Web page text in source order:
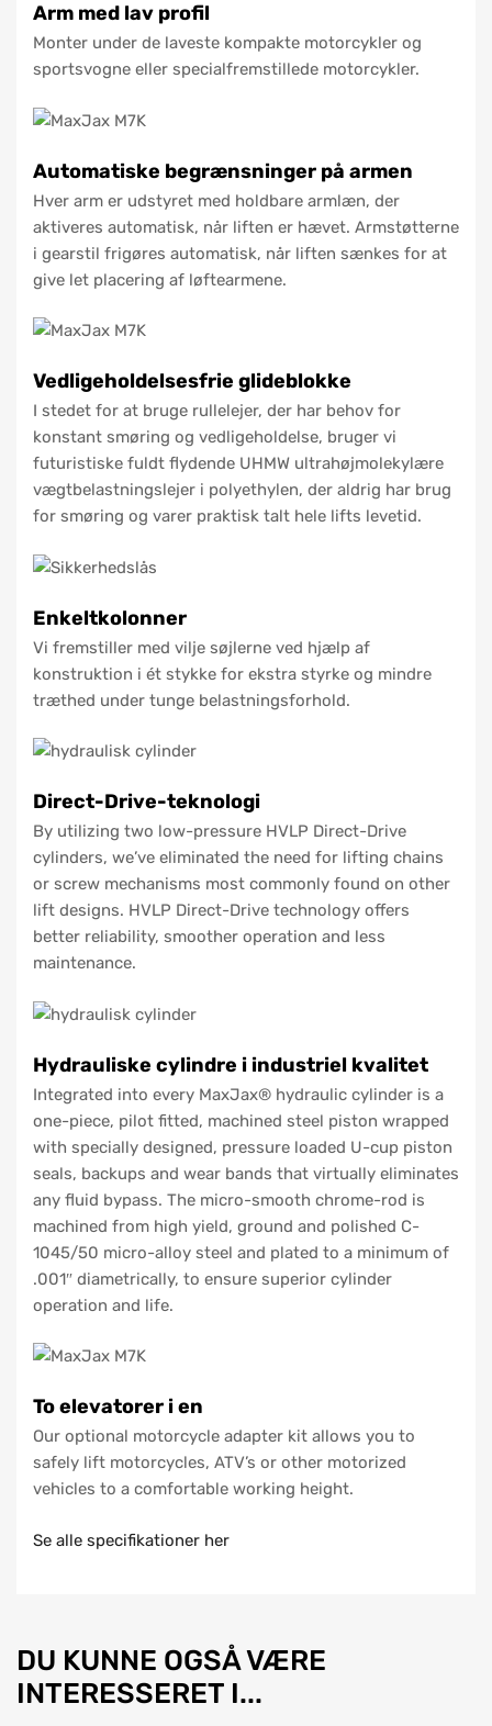
Arm med lav profil
Monter under de laveste kompakte motorcykler og
sportsvogne eller specialfremstillede motorcykler.
Automatiske begrænsninger på armen
Hver arm er udstyret med holdbare armlæn, der
aktiveres automatisk, når liften er hævet. Armstøtterne
i gearstil frigøres automatisk, når liften sænkes for at
give let placering af løftearmene.
Vedligeholdelsesfrie glideblokke
I stedet for at bruge rullelejer, der har behov for
konstant smøring og vedligeholdelse, bruger vi
futuristiske fuldt flydende UHMW ultrahøjmolekylære
vægtbelastningslejer i polyethylen, der aldrig har brug
for smøring og varer praktisk talt hele lifts levetid.
Enkeltkolonner
Vi fremstiller med vilje søjlerne ved hjælp af
konstruktion i ét stykke for ekstra styrke og mindre
træthed under tunge belastningsforhold.
Direct-Drive-teknologi
By utilizing two low-pressure HVLP Direct-Drive
cylinders, we’ve eliminated the need for lifting chains
or screw mechanisms most commonly found on other
lift designs. HVLP Direct-Drive technology offers
better reliability, smoother operation and less
maintenance.
Hydrauliske cylindre i industriel kvalitet
Integrated into every MaxJax® hydraulic cylinder is a
one-piece, pilot fitted, machined steel piston wrapped
with specially designed, pressure loaded U-cup piston
seals, backups and wear bands that virtually eliminates
any fluid bypass. The micro-smooth chrome-rod is
machined from high yield, ground and polished C-
1045/50 micro-alloy steel and plated to a minimum of
.001″ diametrically, to ensure superior cylinder
operation and life.
To elevatorer i en
Our optional motorcycle adapter kit allows you to
safely lift motorcycles, ATV’s or other motorized
vehicles to a comfortable working height.
Se alle specifikationer her
DU KUNNE OGSÅ VÆRE
INTERESSERET I...